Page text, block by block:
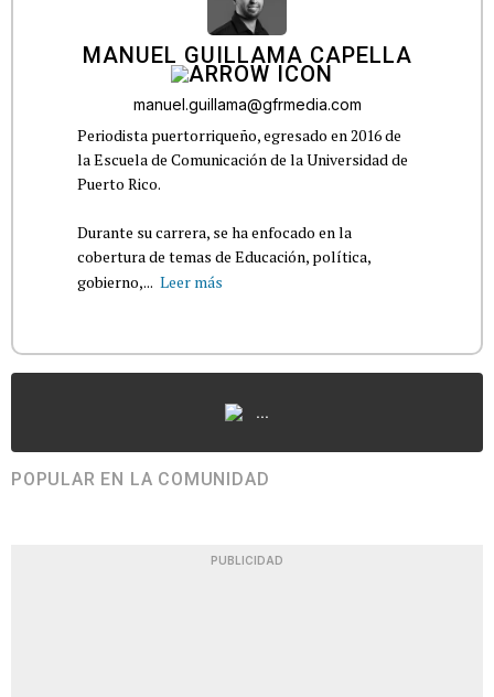
MANUEL GUILLAMA CAPELLA
manuel.guillama@gfrmedia.com
Periodista puertorriqueño, egresado en 2016 de
la Escuela de Comunicación de la Universidad de
Puerto Rico.
Durante su carrera, se ha enfocado en la
cobertura de temas de Educación, política,
gobierno,... Leer más
...
POPULAR EN LA COMUNIDAD
PUBLICIDAD